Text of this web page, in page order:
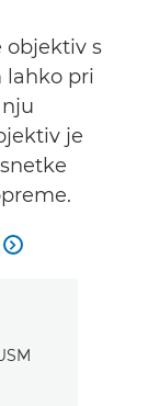
objektiv s
lahko pri
je
